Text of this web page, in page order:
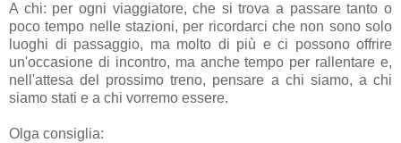
A chi: per ogni viaggiatore, che si trova a passare tanto o
poco tempo nelle stazioni, per ricordarci che non sono solo
luoghi di passaggio, ma molto di più e ci possono offrire
un'occasione di incontro, ma anche tempo per rallentare e,
nell'attesa del prossimo treno, pensare a chi siamo, a chi
siamo stati e a chi vorremo essere.
Olga consiglia: